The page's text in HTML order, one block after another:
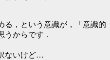
る，という意識が，「意識的
うからです．
ないけど…